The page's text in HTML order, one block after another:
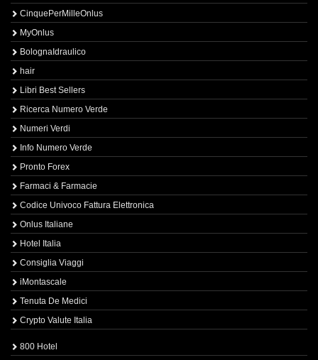
CinquePerMilleOnlus
MyOnlus
BolognaIdraulico
hair
Libri Best Sellers
Ricerca Numero Verde
Numeri Verdi
Info Numero Verde
Pronto Forex
Farmaci & Farmacie
Codice Univoco Fattura Elettronica
Onlus Italiane
Hotel Italia
Consiglia Viaggi
iMontascale
Tenuta De Medici
Crypto Valute Italia
800 Hotel